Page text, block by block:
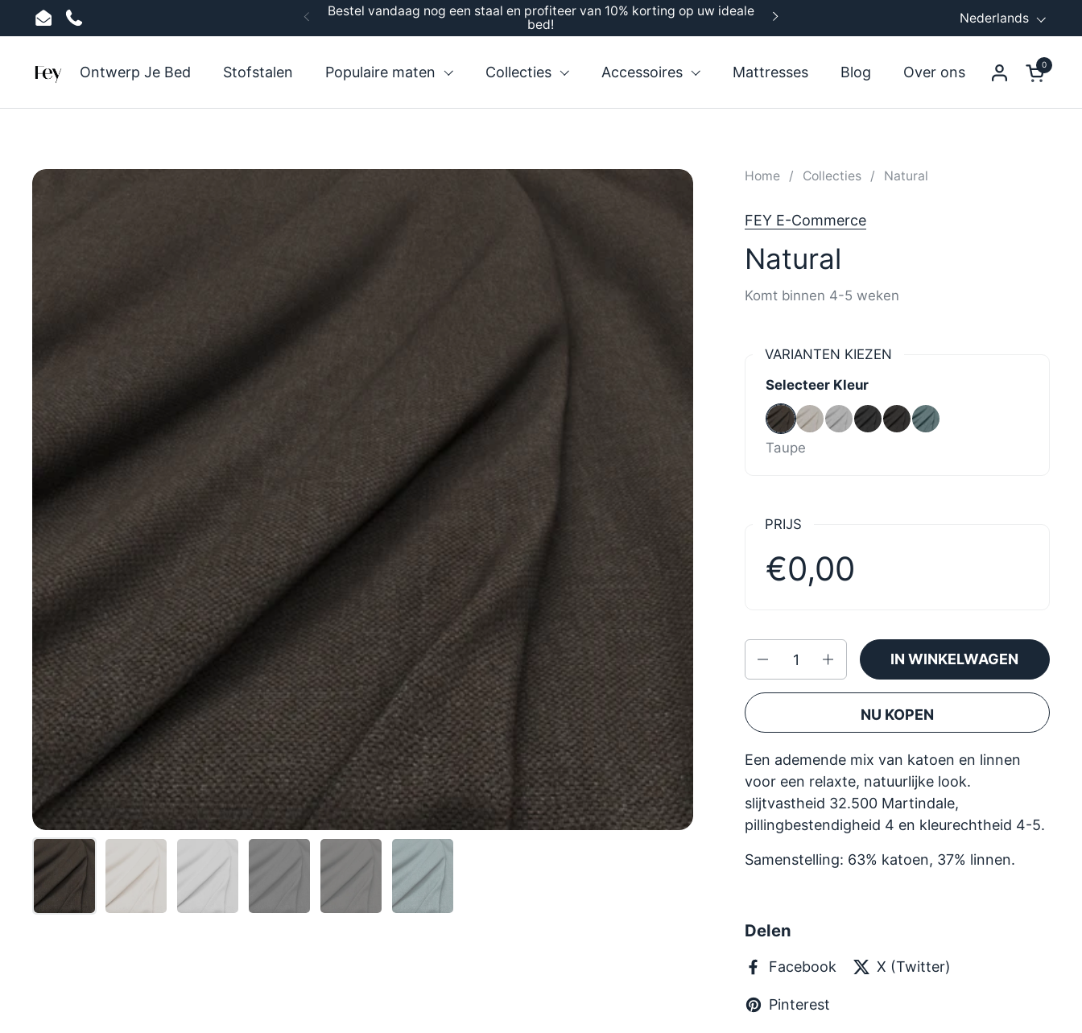
Ga naar content
EmailPhone Vorige
Bestel vandaag nog een staal en profiteer van 10% korting op uw ideale
bed!
Gratis verzend - en
Taal
Nederlands
0
Ontwerp Je Bed Stofstalen Populaire maten Collecties Accessoires Mattresses Blog Over ons
Home / Collecties / Natural
FEY E-Commerce
Natural
Komt binnen 4-5 weken
VARIANTEN KIEZEN
Selecteer Kleur
TaupeBeigeLight grey
Grey Anthracite
Light blue
Taupe
PRIJS
€0,00
IN WINKELWAGEN
NU KOPEN
Een ademende mix van katoen en linnen
voor een relaxte, natuurlijke look.
slijtvastheid 32.500 Martindale,
pillingbestendigheid 4 en kleurechtheid 4-5.
Samenstelling: 63% katoen, 37% linnen.
Delen
Facebook X (Twitter)
Pinterest